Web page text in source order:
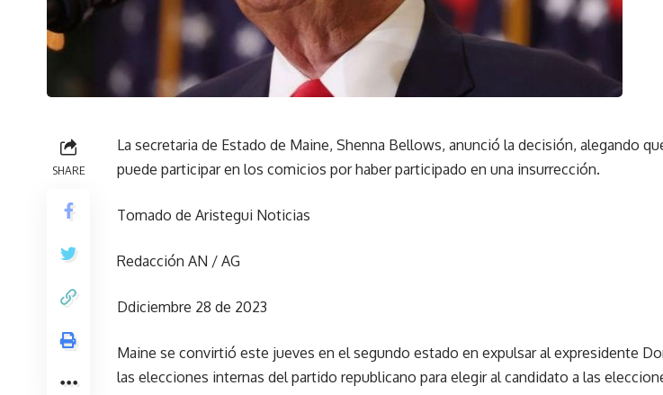
SHARE
La secretaria de Estado de Maine, Shenna Bellows, anunció la decisión, alegando
puede participar en los comicios por haber participado en una insurrección.
Tomado de Aristegui Noticias
Redacción AN / AG
Ddiciembre 28 de 2023
Maine se convirtió este jueves en el segundo estado en expulsar al expresidente
las elecciones internas del partido republicano para elegir al candidato a las